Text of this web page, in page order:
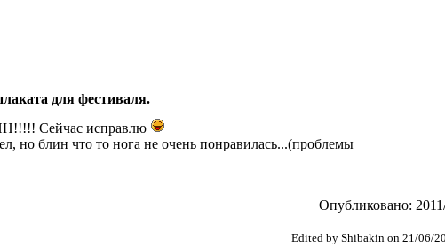
для фестиваля.
Сейчас исправлю
но блин что то нога не очень понравилась...(проблемы
Опубликовано:
Edited by Shibakin on 21/06/